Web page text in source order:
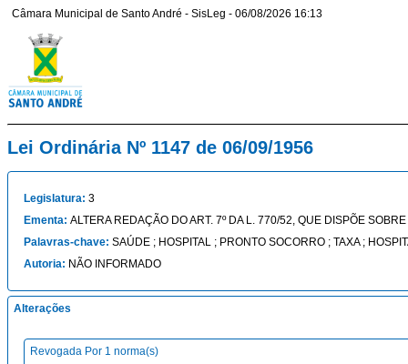
Câmara Municipal de Santo André - SisLeg - 06/08/2026 16:13
Lei Ordinária Nº 1147 de 06/09/1956
Legislatura: 3
Ementa: ALTERA REDAÇÃO DO ART. 7º DA L. 770/52, QUE DISPÕE
Palavras-chave: SAÚDE ; HOSPITAL ; PRONTO SOCORRO ; TAXA ;
Autoria: NÃO INFORMADO
Alterações
Revogada Por 1 norma(s)